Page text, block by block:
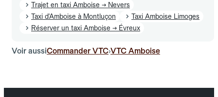
Trajet en taxi Amboise → Nevers
Taxi d'Amboise à Montluçon
Taxi Amboise Limoges
Réserver un taxi Amboise → Évreux
Voir aussiCommander VTC›VTC Amboise